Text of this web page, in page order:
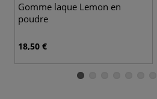
Gomme laque Lemon en
poudre
18,50 €